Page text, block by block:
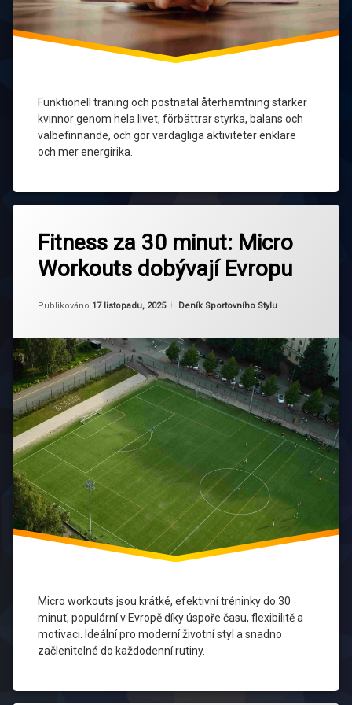
Funktionell träning och postnatal återhämtning stärker
kvinnor genom hela livet, förbättrar styrka, balans och
välbefinnande, och gör vardagliga aktiviteter enklare
och mer energirika.
träning för
Fitness za 30 minut: Micro
Workouts dobývají Evropu
Publikováno 17 listopadu, 2025
Aktualizováno 17 listopadu, 2025
Od Ruby
Kategorie:
Deník Sportovního Stylu
Micro workouts jsou krátké, efektivní tréninky do 30
minut, populární v Evropě díky úspoře času, flexibilitě a
motivaci. Ideální pro moderní životní styl a snadno
začlenitelné do každodenní rutiny.
časová
úspora
cvičení
efektivita
Evropský
trend
Fitness
Flexibilita
HIIT
krátké
tréninky
Micro
workouts
komentář
na
Fitness
za
minut:
dobývají
Evropu